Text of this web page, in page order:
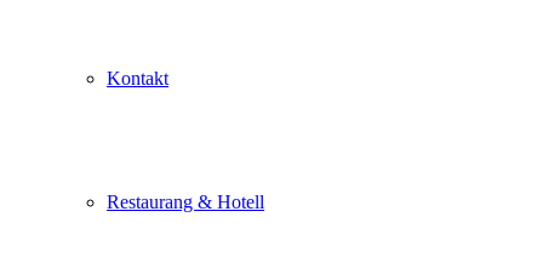
Kontakt
Restaurang & Hotell